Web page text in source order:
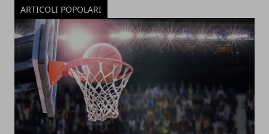
ARTICOLI POPOLARI